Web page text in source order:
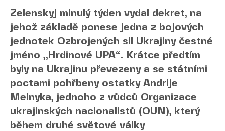
Zelenskyj minulý týden vydal dekret, na
jehož základě ponese jedna z bojových
jednotek Ozbrojených sil Ukrajiny čestné
jméno „Hrdinové UPA“. Krátce předtím
byly na Ukrajinu převezeny a se státními
poctami pohřbeny ostatky Andrije
Melnyka, jednoho z vůdců Organizace
ukrajinských nacionalistů (OUN), který
během druhé světové války